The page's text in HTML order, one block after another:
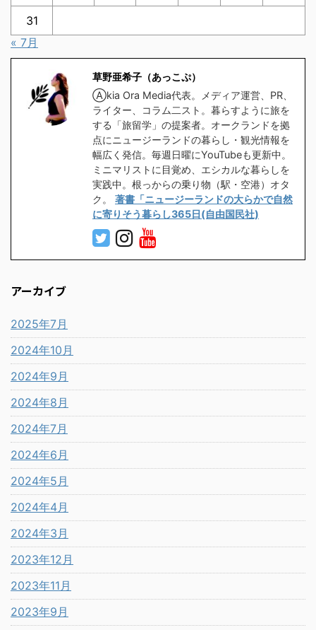
31
« 7月
草野亜希子（あっこぷ）
Ⓐkia Ora Media代表。メディア運営、PR、
ライター、コラム二スト。暮らすように旅を
する「旅留学」の提案者。オークランドを拠
点にニュージーランドの暮らし・観光情報を
幅広く発信。毎週日曜にYouTubeも更新中。
ミニマリストに目覚め、エシカルな暮らしを
実践中。根っからの乗り物（駅・空港）オタ
ク。 著書「ニュージーランドの大らかで自然
に寄りそう暮らし365日(自由国民社)
アーカイブ
2025年7月
2024年10月
2024年9月
2024年8月
2024年7月
2024年6月
2024年5月
2024年4月
2024年3月
2023年12月
2023年11月
2023年9月